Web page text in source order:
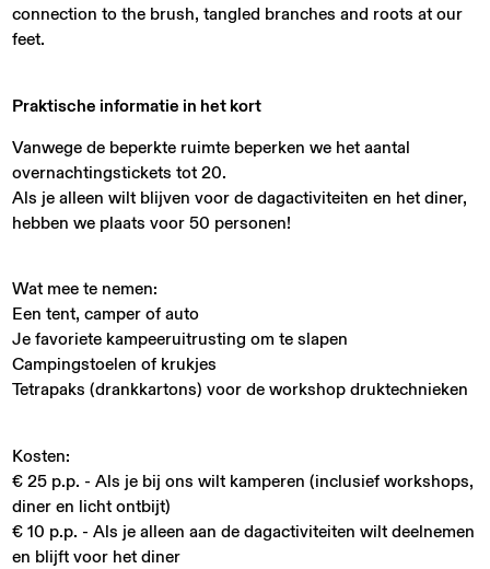
connection to the brush, tangled branches and roots at our
feet.
Praktische informatie in het kort
Vanwege de beperkte ruimte beperken we het aantal
overnachtingstickets tot 20.
Als je alleen wilt blijven voor de dagactiviteiten en het diner,
hebben we plaats voor 50 personen!
Wat mee te nemen:
Een tent, camper of auto
Je favoriete kampeeruitrusting om te slapen
Campingstoelen of krukjes
Tetrapaks (drankkartons) voor de workshop druktechnieken
Kosten:
€ 25 p.p. - Als je bij ons wilt kamperen (inclusief workshops,
diner en licht ontbijt)
€ 10 p.p. - Als je alleen aan de dagactiviteiten wilt deelnemen
en blijft voor het diner